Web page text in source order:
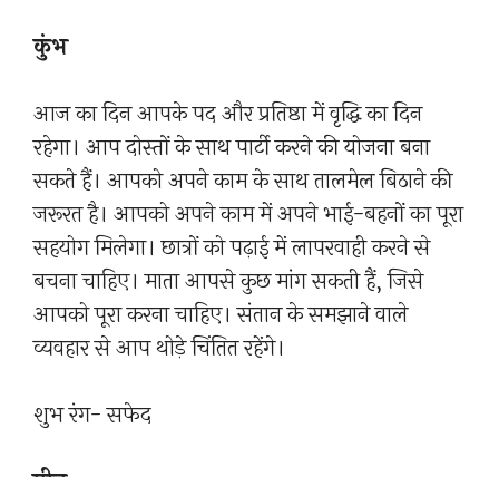
कुंभ
आज का दिन आपके पद और प्रतिष्ठा में वृद्धि का दिन
रहेगा। आप दोस्तों के साथ पार्टी करने की योजना बना
सकते हैं। आपको अपने काम के साथ तालमेल बिठाने की
जरूरत है। आपको अपने काम में अपने भाई-बहनों का पूरा
सहयोग मिलेगा। छात्रों को पढ़ाई में लापरवाही करने से
बचना चाहिए। माता आपसे कुछ मांग सकती हैं, जिसे
आपको पूरा करना चाहिए। संतान के समझाने वाले
व्यवहार से आप थोड़े चिंतित रहेंगे।
शुभ रंग- सफेद